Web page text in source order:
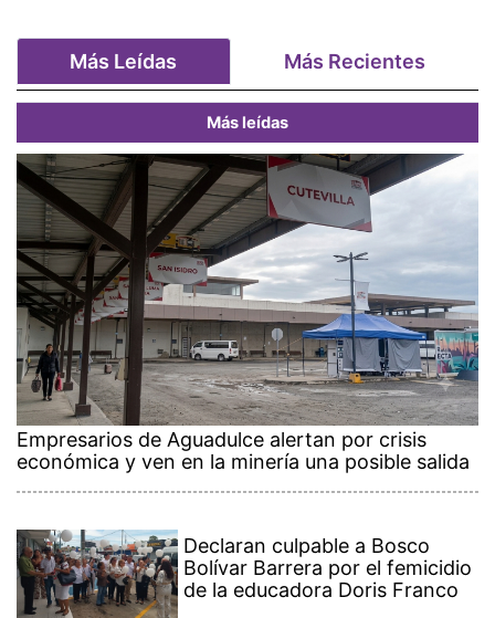
Más Leídas Más Recientes
Más leídas
Empresarios de Aguadulce alertan por crisis
económica y ven en la minería una posible salida
Declaran culpable a Bosco
Bolívar Barrera por el femicidio
de la educadora Doris Franco